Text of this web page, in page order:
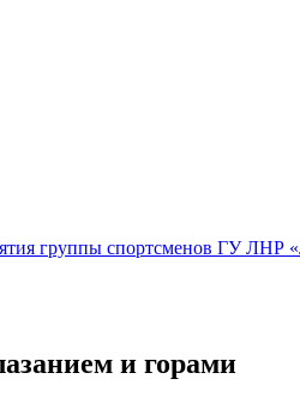
группы спортсменов ГУ
и горами